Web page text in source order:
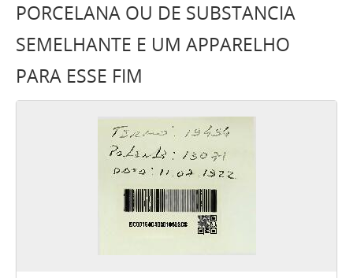
PORCELANA OU DE SUBSTANCIA
SEMELHANTE E UM APPARELHO
PARA ESSE FIM